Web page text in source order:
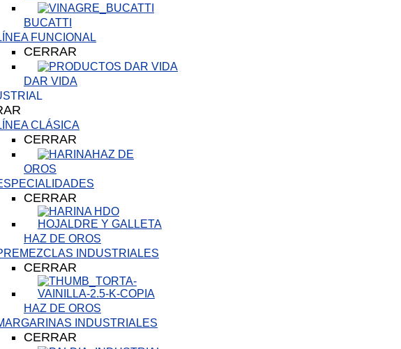
BUCATTI
FUNCIONAL
CERRAR
DAR VIDA
CLÁSICA
CERRAR
HAZ DE
OROS
CERRAR
HAZ DE OROS
INDUSTRIALES
CERRAR
HAZ DE OROS
INDUSTRIALES
CERRAR